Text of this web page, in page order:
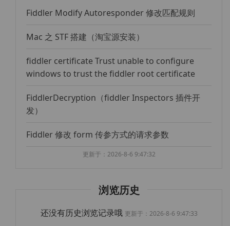
Fiddler Modify Autoresponder 修改匹配规则
Mac 之 STF 搭建（淘宝源安装）
fiddler certificate Trust unable to configure
windows to trust the fiddler root certificate
FiddlerDecryption（fiddler Inspectors 插件开
发）
Fiddler 修改 form 传参方式的请求参数
更新于：2026-8-6 9:47:32
浏览历史
还没有历史浏览记录哦 更新于：2026-8-6 9:47:33